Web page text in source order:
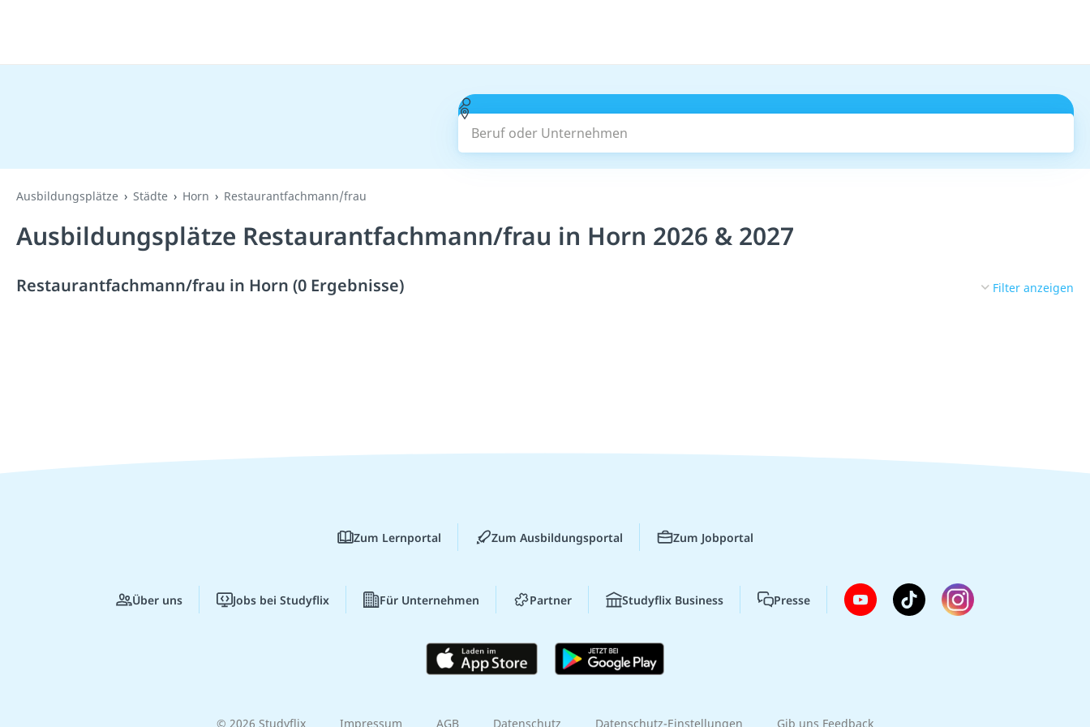
Beruf oder Unternehmen
Ausbildungsplätze Städte Horn Restaurantfachmann/frau
Ausbildungsplätze Restaurantfachmann/frau in Horn 2026 & 2027
Restaurantfachmann/frau in Horn (0 Ergebnisse) Filter anzeigen
Zum Lernportal Zum Ausbildungsportal Zum Jobportal
Über uns Jobs bei Studyflix Für Unternehmen Partner Studyflix Business Presse
© 2026 Studyflix Impressum AGB Datenschutz Datenschutz-Einstellungen Gib uns Feedback